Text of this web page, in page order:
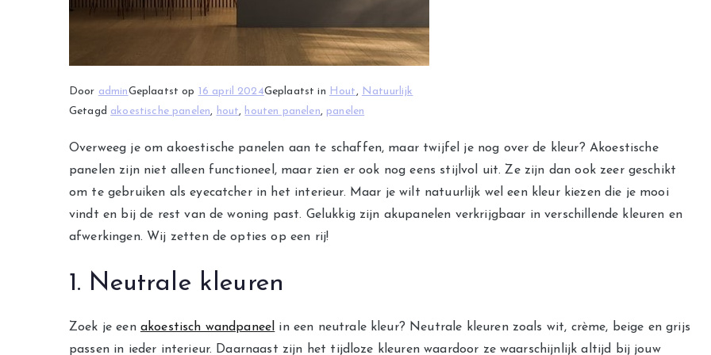
Door adminGeplaatst op 16 april 2024Geplaatst in Hout, Natuurlijk
Getagd akoestische panelen, hout, houten panelen, panelen
Overweeg je om akoestische panelen aan te schaffen, maar twijfel je nog over de kleur? Akoestische
panelen zijn niet alleen functioneel, maar zien er ook nog eens stijlvol uit. Ze zijn dan ook zeer geschikt
om te gebruiken als eyecatcher in het interieur. Maar je wilt natuurlijk wel een kleur kiezen die je mooi
vindt en bij de rest van de woning past. Gelukkig zijn akupanelen verkrijgbaar in verschillende kleuren en
afwerkingen. Wij zetten de opties op een rij!
1. Neutrale kleuren
Zoek je een akoestisch wandpaneel
in een neutrale kleur? Neutrale kleuren zoals wit, crème, beige en grijs
passen in ieder interieur. Daarnaast zijn het tijdloze kleuren waardoor ze waarschijnlijk altijd bij jouw